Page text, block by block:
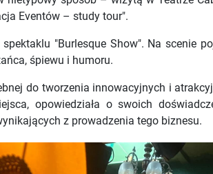
Eventów – study tour".
"Burlesque Show". Na scenie
śpiewu i humoru.
do tworzenia innowacyjnych i
opowiedziała o swoich
z prowadzenia tego biznesu.